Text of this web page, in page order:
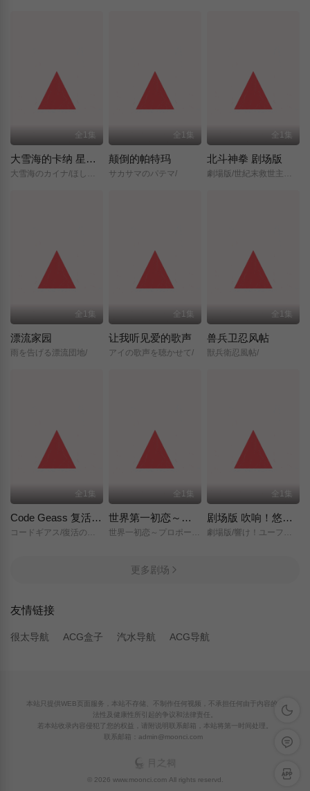
全1集
大雪海的卡纳 星之贤者
大雪海のカイナ/ほしのけんじゃ/
全1集
颠倒的帕特玛
サカサマのパテマ/
全1集
北斗神拳 剧场版
劇場版/世紀末救世主伝説/北斗の拳/
全1集
漂流家园
雨を告げる漂流団地/
全1集
让我听见爱的歌声
アイの歌声を聴かせて/
全1集
兽兵卫忍风帖
獣兵衛忍風帖/
全1集
Code Geass 复活的鲁路修
全1集
世界第一初恋～求婚篇～
全1集
剧场版 吹响！悠风号～想要传达的旋律～
更多剧场
友情链接
很太导航 ACG盒子 汽水导航 ACG导航
深色模
留言反
APP下
本站只提供WEB页面服务，本站不存储、不制作任何视频，不承担任何由于内容的合
法性及健康性所引起的争议和法律责任。
若本站收录内容侵犯了您的权益，请附说明联系邮箱，本站将第一时间处理。
联系邮箱：admin@moonci.com
© 2026 www.moonci.com All rights reservd.